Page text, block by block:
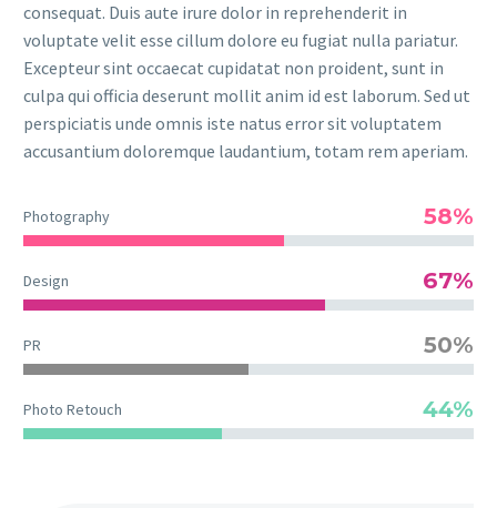
consequat. Duis aute irure dolor in reprehenderit in
voluptate velit esse cillum dolore eu fugiat nulla pariatur.
Excepteur sint occaecat cupidatat non proident, sunt in
culpa qui officia deserunt mollit anim id est laborum. Sed ut
perspiciatis unde omnis iste natus error sit voluptatem
accusantium doloremque laudantium, totam rem aperiam.
Photography 58%
Design 67%
PR 50%
Photo Retouch 44%